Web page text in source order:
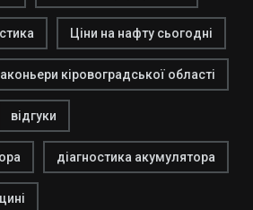
Ціни на нафту сьогодні
кіровоградської області
відгуки
діагностика акумулятора